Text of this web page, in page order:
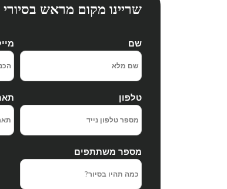
שריינו מקום מראש
שם
טלפון
מספר משתתפים